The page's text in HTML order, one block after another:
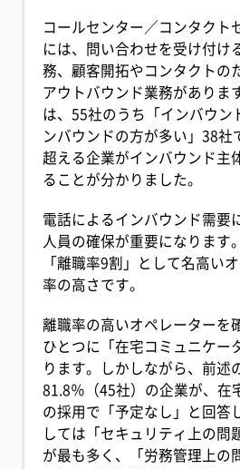
コールセンター／コンタクト
には、問い合わせを受け付け
務、顧客開拓やコンタクトの
アウトバウンド業務がありま
は、55社のうち「インバウン
ンバウンドの方が多い」38社
超える企業がインバウンド主
ることが分かりました。
電話によるインバウンド需要
人員の確保が重要になります
「離職率9割」として名高い
率の高さです。
離職率の高いオペレーターを
ひとつに「在宅コミュニケー
ります。しかしながら、前述
81.8％（45社）の企業が、在
の採用で「予定なし」と回答
しては「セキュリティ上の問
が最も多く、「労務管理上の